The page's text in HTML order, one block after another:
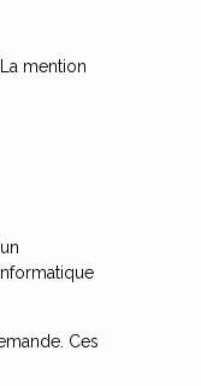
mention
Ces